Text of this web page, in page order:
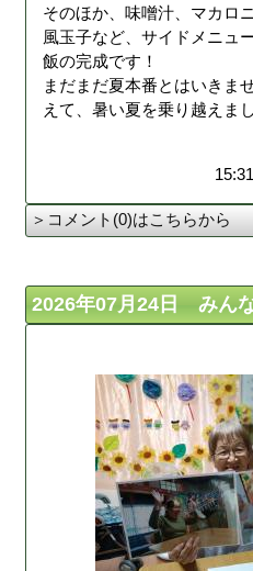
そのほか、味噌汁、マカロ
風玉子など、サイドメニュ
飯の完成です！
まだまだ夏本番とはいきま
えて、暑い夏を乗り越えま
＞コメント(0)はこちらから
2026年07月24日 みん